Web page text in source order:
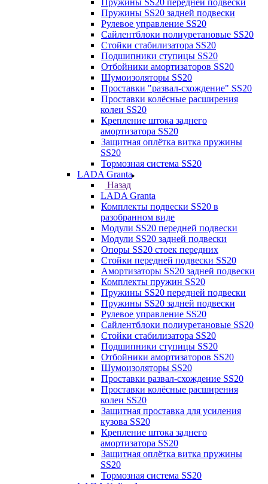
Пружины SS20 передней подвески
Пружины SS20 задней подвески
Рулевое управление SS20
Сайлентблоки полиуретановые SS20
Стойки стабилизатора SS20
Подшипники ступицы SS20
Отбойники амортизаторов SS20
Шумоизоляторы SS20
Проставки "развал-схождение" SS20
Проставки колёсные расширения
колеи SS20
Крепление штока заднего
амортизатора SS20
Защитная оплётка витка пружины
SS20
Тормозная система SS20
LADA Granta
Назад
LADA Granta
Комплекты подвески SS20 в
разобранном виде
Модули SS20 передней подвески
Модули SS20 задней подвески
Опоры SS20 стоек передних
Стойки передней подвески SS20
Амортизаторы SS20 задней подвески
Комплекты пружин SS20
Пружины SS20 передней подвески
Пружины SS20 задней подвески
Рулевое управление SS20
Сайлентблоки полиуретановые SS20
Стойки стабилизатора SS20
Подшипники ступицы SS20
Отбойники амортизаторов SS20
Шумоизоляторы SS20
Проставки развал-схождение SS20
Проставки колёсные расширения
колеи SS20
Защитная проставка для усиления
кузова SS20
Крепление штока заднего
амортизатора SS20
Защитная оплётка витка пружины
SS20
Тормозная система SS20